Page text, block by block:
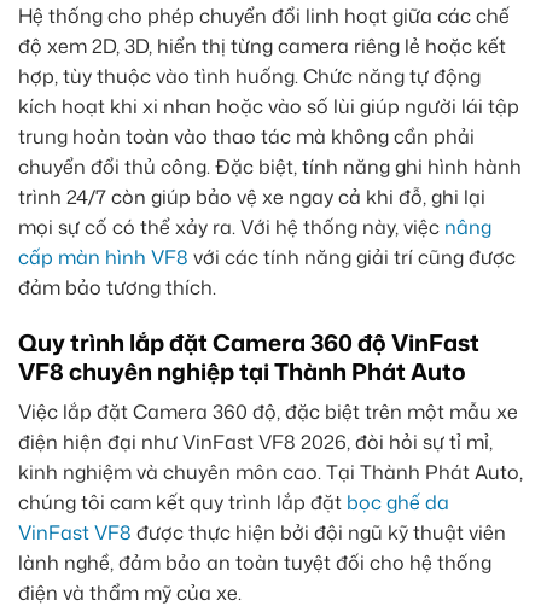
Hệ thống cho phép chuyển đổi linh hoạt giữa các chế
độ xem 2D, 3D, hiển thị từng camera riêng lẻ hoặc kết
hợp, tùy thuộc vào tình huống. Chức năng tự động
kích hoạt khi xi nhan hoặc vào số lùi giúp người lái tập
trung hoàn toàn vào thao tác mà không cần phải
chuyển đổi thủ công. Đặc biệt, tính năng ghi hình hành
trình 24/7 còn giúp bảo vệ xe ngay cả khi đỗ, ghi lại
mọi sự cố có thể xảy ra. Với hệ thống này, việc nâng
cấp màn hình VF8 với các tính năng giải trí cũng được
đảm bảo tương thích.
Quy trình lắp đặt Camera 360 độ VinFast
VF8 chuyên nghiệp tại Thành Phát Auto
Việc lắp đặt Camera 360 độ, đặc biệt trên một mẫu xe
điện hiện đại như VinFast VF8 2026, đòi hỏi sự tỉ mỉ,
kinh nghiệm và chuyên môn cao. Tại Thành Phát Auto,
chúng tôi cam kết quy trình lắp đặt bọc ghế da
VinFast VF8 được thực hiện bởi đội ngũ kỹ thuật viên
lành nghề, đảm bảo an toàn tuyệt đối cho hệ thống
điện và thẩm mỹ của xe.